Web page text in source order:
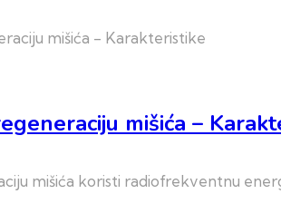
mišića –
mišića koristi radiofrekventnu